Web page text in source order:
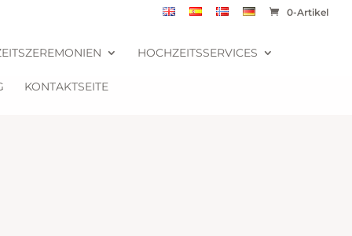
0-Artikel
HOCHZEITSSERVICES
KONTAKTSEITE